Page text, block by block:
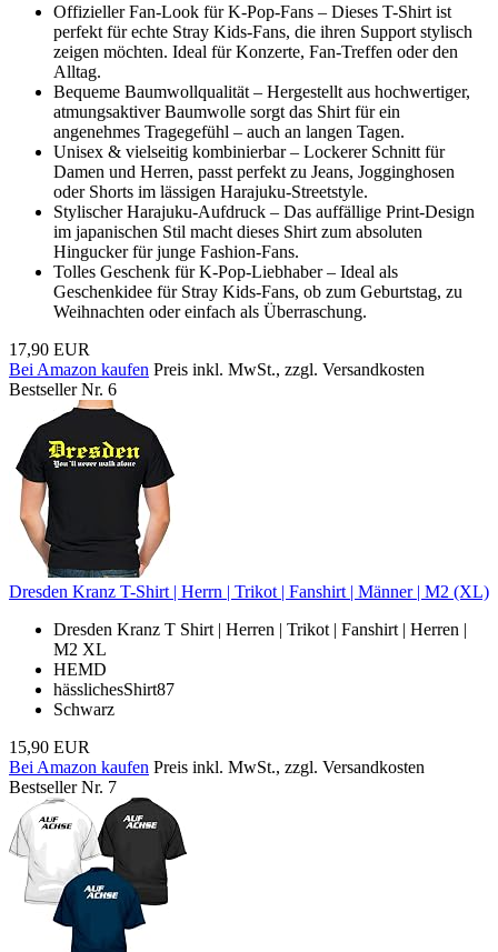
Offizieller Fan-Look für K-Pop-Fans – Dieses T-Shirt ist
perfekt für echte Stray Kids-Fans, die ihren Support stylisch
zeigen möchten. Ideal für Konzerte, Fan-Treffen oder den
Alltag.
Bequeme Baumwollqualität – Hergestellt aus hochwertiger,
atmungsaktiver Baumwolle sorgt das Shirt für ein
angenehmes Tragegefühl – auch an langen Tagen.
Unisex & vielseitig kombinierbar – Lockerer Schnitt für
Damen und Herren, passt perfekt zu Jeans, Jogginghosen
oder Shorts im lässigen Harajuku-Streetstyle.
Stylischer Harajuku-Aufdruck – Das auffällige Print-Design
im japanischen Stil macht dieses Shirt zum absoluten
Hingucker für junge Fashion-Fans.
Tolles Geschenk für K-Pop-Liebhaber – Ideal als
Geschenkidee für Stray Kids-Fans, ob zum Geburtstag, zu
Weihnachten oder einfach als Überraschung.
17,90 EUR
Bei Amazon kaufen Preis inkl. MwSt., zzgl. Versandkosten
Bestseller Nr. 6
Dresden Kranz T-Shirt | Herrn | Trikot | Fanshirt | Männer | M2 (XL)
Dresden Kranz T Shirt | Herren | Trikot | Fanshirt | Herren |
M2 XL
HEMD
hässlichesShirt87
Schwarz
15,90 EUR
Bei Amazon kaufen Preis inkl. MwSt., zzgl. Versandkosten
Bestseller Nr. 7